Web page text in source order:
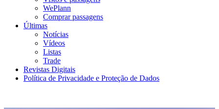
WePlann
Comprar passagens
Últimas
Notícias
Vídeos
Listas
Trade
Revistas Digitais
Política de Privacidade e Proteção de Dados